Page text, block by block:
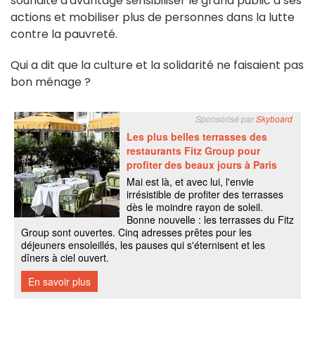
actions et mobiliser plus de personnes dans la lutte
contre la pauvreté.
Qui a dit que la culture et la solidarité ne faisaient pas
bon ménage ?